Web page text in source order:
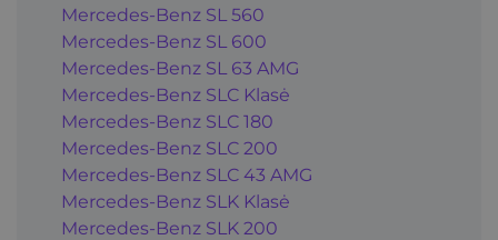
Mercedes-Benz SL 560
Mercedes-Benz SL 600
Mercedes-Benz SL 63 AMG
Mercedes-Benz SLC Klasė
Mercedes-Benz SLC 180
Mercedes-Benz SLC 200
Mercedes-Benz SLC 43 AMG
Mercedes-Benz SLK Klasė
Mercedes-Benz SLK 200